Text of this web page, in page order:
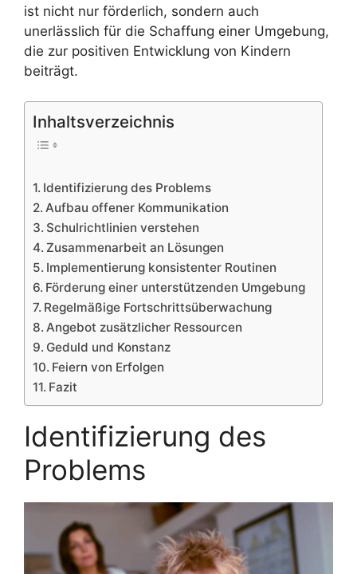
ist nicht nur förderlich, sondern auch
unerlässlich für die Schaffung einer Umgebung,
die zur positiven Entwicklung von Kindern
beiträgt.
Inhaltsverzeichnis
Identifizierung des Problems
Aufbau offener Kommunikation
Schulrichtlinien verstehen
Zusammenarbeit an Lösungen
Implementierung konsistenter Routinen
Förderung einer unterstützenden Umgebung
Regelmäßige Fortschrittsüberwachung
Angebot zusätzlicher Ressourcen
Geduld und Konstanz
Feiern von Erfolgen
Fazit
Identifizierung des
Problems